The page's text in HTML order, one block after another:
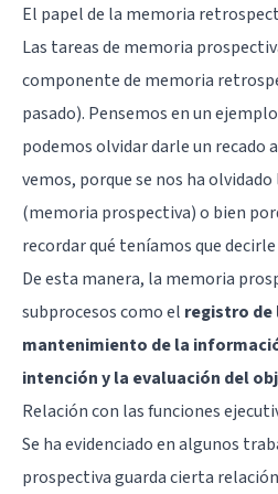
El papel de la memoria
Las tareas de memoria
componente de memoria
pasado). Pensemos en un
podemos olvidar darle un recado
vemos, porque se nos ha
(memoria prospectiva) o bien
recordar qué teníamos que
De esta manera, la memoria
subprocesos como el registro
mantenimiento de la
intención y la evaluación del
Relación con las funciones
Se ha evidenciado en algunos
prospectiva guarda cierta